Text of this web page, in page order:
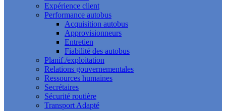
Expérience client
Performance autobus
Acquisition autobus
Approvisionneurs
Entretien
Fiabilité des autobus
Planif./exploitation
Relations gouvernementales
Ressources humaines
Secrétaires
Sécurité routière
Transport Adapté